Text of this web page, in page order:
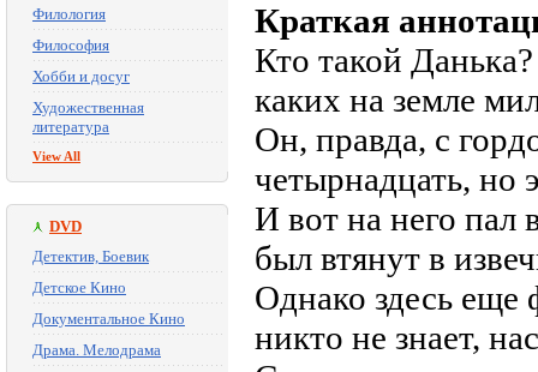
Филология
Философия
Хобби и досуг
Художественная
литература
View All
DVD
Детектив, Боевик
Детское Кино
Документальное Кино
Драма. Мелодрама
Краткая
Кто такой
каких на земле
Он, правда, с
четырнадцать, но
И вот на него пал
был втянут в
Однако здесь еще
никто не знает,